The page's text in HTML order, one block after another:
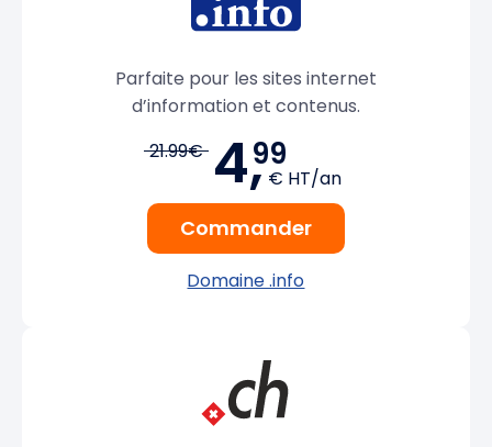
Parfaite pour les sites internet
d’information et contenus.
21.99€ 4,99
€ HT/an
Commander
Domaine .info